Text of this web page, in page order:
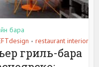
бара
• restaurant interior
гриль-бара